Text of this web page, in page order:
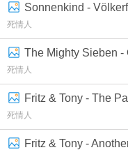
Sonnenkind -
死情人
The Mighty Sieben -
死情人
Fritz & Tony - The
死情人
Fritz & Tony -